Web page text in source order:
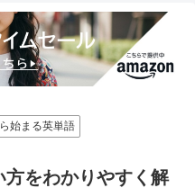
始まる英単語
方をわかりやすく解